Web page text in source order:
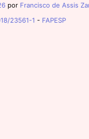
por Francisco de Assis
23561-1 - FAPESP